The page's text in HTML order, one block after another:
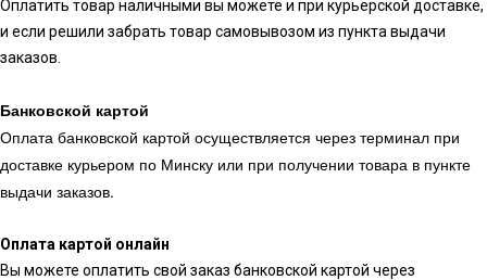
Оплатить товар наличными вы можете и при курьерской доставке,
и если решили забрать товар самовывозом из пункта выдачи
заказов.
Банковской картой
Оплата банковской картой осуществляется через терминал при
доставке курьером по Минску или при получении товара в пункте
выдачи заказов.
Оплата картой онлайн
Вы можете оплатить свой заказ банковской картой через